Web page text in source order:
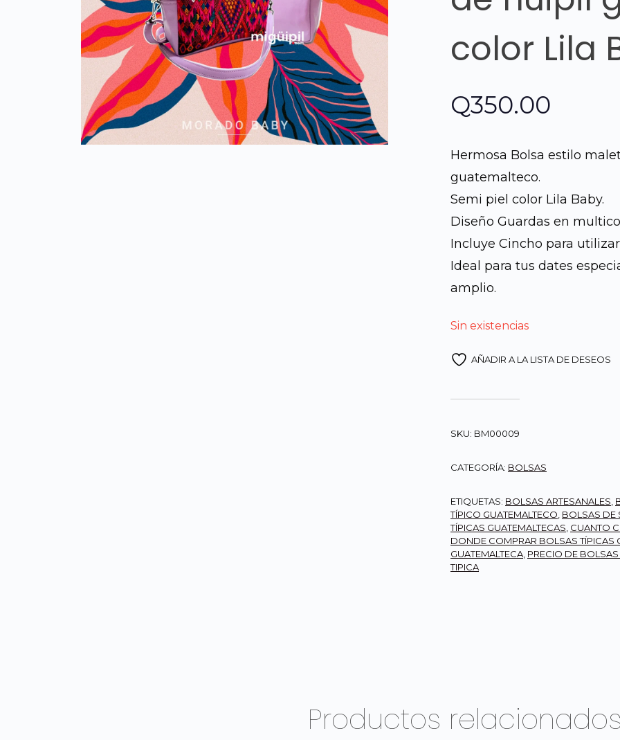
color Lila
Q350.00
Hermosa Bolsa estilo
guatemalteco.
Semi piel color Lila Baby.
Diseño Guardas en
Incluye Cincho para
Ideal para tus dates
amplio.
Sin existencias
AÑADIR A LA LISTA DE DESEOS
SKU: BM00009
CATEGORÍA: BOLSAS
ETIQUETAS: BOLSAS ARTESANALES
TÍPICO GUATEMALTECO BOLSAS DE
TÍPICAS GUATEMALTECAS CUANTO
DONDE COMPRAR BOLSAS TÍPICAS
GUATEMALTECA PRECIO DE
TIPICA
Productos relacionados